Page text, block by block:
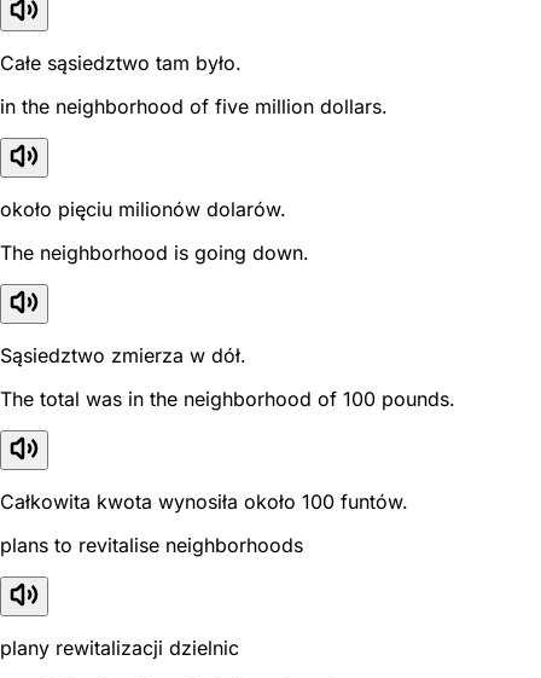
Całe sąsiedztwo tam było.
in the neighborhood of five million dollars.
około pięciu milionów dolarów.
The neighborhood is going down.
Sąsiedztwo zmierza w dół.
The total was in the neighborhood of 100 pounds.
Całkowita kwota wynosiła około 100 funtów.
plans to revitalise neighborhoods
plany rewitalizacji dzielnic